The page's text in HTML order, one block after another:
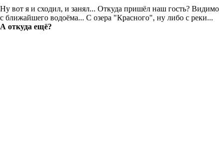
Ну вот я и сходил, и занял... Откуда пришёл наш гость? Видимо
с ближайшего водоёма... С озера "Красного", ну либо с реки...
А откуда ещё?